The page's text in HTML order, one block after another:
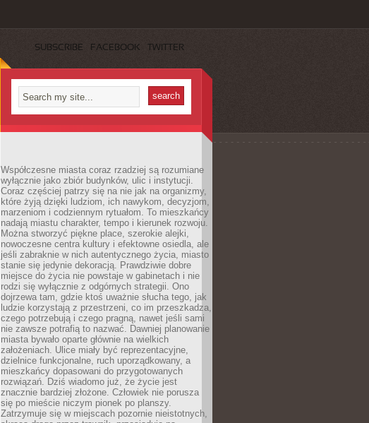
SUBSCRIBE FACEBOOK TWITTER
Współczesne miasta coraz rzadziej są rozumiane
wyłącznie jako zbiór budynków, ulic i instytucji.
Coraz częściej patrzy się na nie jak na organizmy,
które żyją dzięki ludziom, ich nawykom, decyzjom,
marzeniom i codziennym rytuałom. To mieszkańcy
nadają miastu charakter, tempo i kierunek rozwoju.
Można stworzyć piękne place, szerokie alejki,
nowoczesne centra kultury i efektowne osiedla, ale
jeśli zabraknie w nich autentycznego życia, miasto
stanie się jedynie dekoracją. Prawdziwie dobre
miejsce do życia nie powstaje w gabinetach i nie
rodzi się wyłącznie z odgórnych strategii. Ono
dojrzewa tam, gdzie ktoś uważnie słucha tego, jak
ludzie korzystają z przestrzeni, co im przeszkadza,
czego potrzebują i czego pragną, nawet jeśli sami
nie zawsze potrafią to nazwać. Dawniej planowanie
miasta bywało oparte głównie na wielkich
założeniach. Ulice miały być reprezentacyjne,
dzielnice funkcjonalne, ruch uporządkowany, a
mieszkańcy dopasowani do przygotowanych
rozwiązań. Dziś wiadomo już, że życie jest
znacznie bardziej złożone. Człowiek nie porusza
się po mieście niczym pionek po planszy.
Zatrzymuje się w miejscach pozornie nieistotnych,